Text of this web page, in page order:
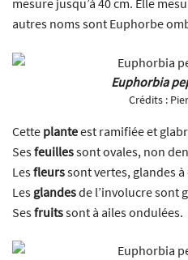
mesure jusqu’à 40 cm. Elle
autres noms sont Euphorbe
Euphorbia
Crédits :
Cette planteest ramifiée et
Sesfeuillessont ovales, non
Lesfleurssont vertes, glandes à
Les glandesde l’involucre sont
Sesfruitssont à ailes ondulées.